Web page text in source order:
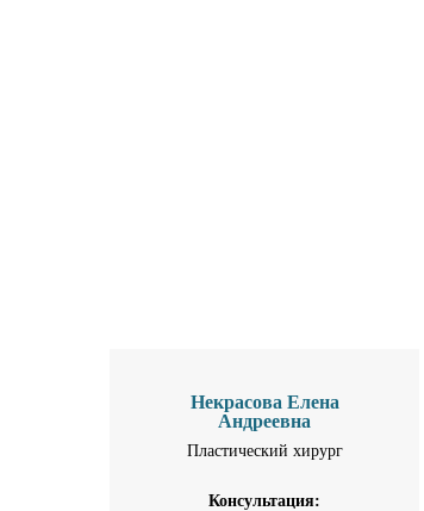
Некрасова Елена
Андреевна
Пластический хирург
Консультация: